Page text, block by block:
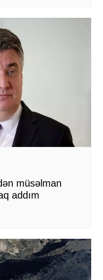
müsəlman
addım